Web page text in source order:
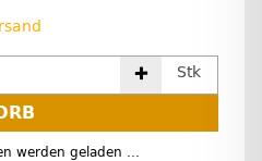
Stk
werden geladen ...